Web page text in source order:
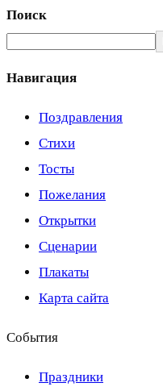
Поиск
Навигация
Поздравления
Стихи
Тосты
Пожелания
Открытки
Сценарии
Плакаты
Карта сайта
События
Праздники